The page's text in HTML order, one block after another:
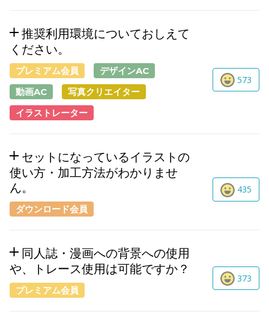
推奨利用環境についておしえて
ください。
プレミアム会員
デザインAC
動画AC
写真クリエイター
イラストレーター
573
セットになっているイラストの
使い方・加工方法がわかりませ
ん。
ダウンロード会員
435
同人誌・漫画への背景への使用
や、トレース使用は可能ですか？
プレミアム会員
373